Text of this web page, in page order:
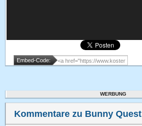
Embed-Code:
WERBUNG
Kommentare zu Bunny Quest